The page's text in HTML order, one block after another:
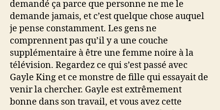
demandé ça parce que personne ne me le
demande jamais, et c’est quelque chose auquel
je pense constamment. Les gens ne
comprennent pas qu’il y a une couche
supplémentaire à être une femme noire à la
télévision. Regardez ce qui s’est passé avec
Gayle King et ce monstre de fille qui essayait de
venir la chercher. Gayle est extrêmement
bonne dans son travail, et vous avez cette